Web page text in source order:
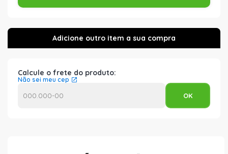
Calcule o frete do produto:
Não sei meu cep